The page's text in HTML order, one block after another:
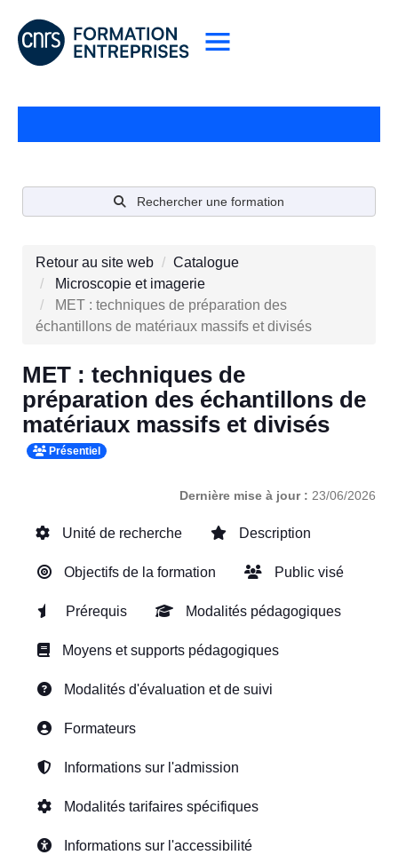
Rechercher une formation
Retour au site web
Catalogue
Microscopie et imagerie
MET : techniques de préparation des
échantillons de matériaux massifs et divisés
MET : techniques de
préparation des échantillons de
matériaux massifs et divisés
Présentiel
Dernière mise à jour : 23/06/2026
Unité de recherche Description
Objectifs de la formation Public visé
Prérequis Modalités pédagogiques
Moyens et supports pédagogiques
Modalités d'évaluation et de suivi
Formateurs
Informations sur l'admission
Modalités tarifaires spécifiques
Informations sur l'accessibilité